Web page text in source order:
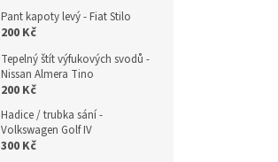
Pant kapoty levý - Fiat Stilo
200 Kč
Tepelný štít výfukových svodů -
Nissan Almera Tino
200 Kč
Hadice / trubka sání -
Volkswagen Golf IV
300 Kč